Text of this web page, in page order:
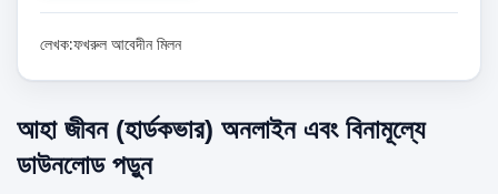
লেখক:ফখরুল আবেদীন মিলন
আহা জীবন (হার্ডকভার) অনলাইন এবং বিনামূল্যে
ডাউনলোড পড়ুন